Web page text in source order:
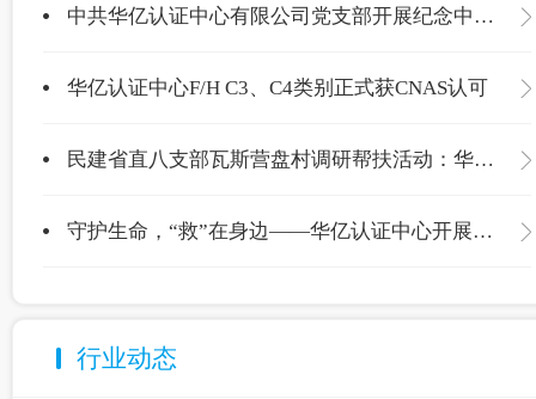
中共华亿认证中心有限公司党支部开展纪念中国共产党成立105周年主题党日活动
华亿认证中心F/H C3、C4类别正式获CNAS认可
民建省直八支部瓦斯营盘村调研帮扶活动：华亿认证中心爱心捐赠温暖校园
守护生命，“救”在身边——华亿认证中心开展应急救护专项培训
行业动态